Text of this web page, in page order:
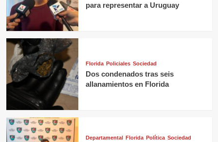
para representar a Uruguay
Florida Policiales Sociedad
Dos condenados tras seis
allanamientos en Florida
Departamental Florida Política Sociedad